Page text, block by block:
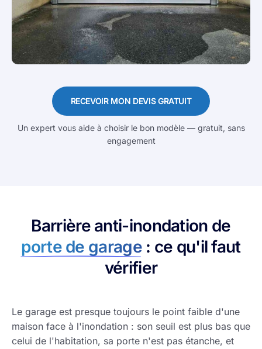
RECEVOIR MON DEVIS GRATUIT
Un expert vous aide à choisir le bon modèle — gratuit, sans
engagement
Barrière anti-inondation de
porte de garage: ce qu'il faut
vérifier
Le garage est presque toujours le point faible d'une
maison face à l'inondation : son seuil est plus bas que
celui de l'habitation, sa porte n'est pas étanche, et